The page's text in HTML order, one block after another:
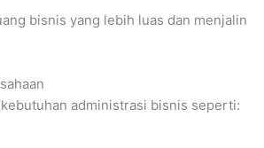
bisnis yang lebih luas dan menjalin
administrasi bisnis seperti: